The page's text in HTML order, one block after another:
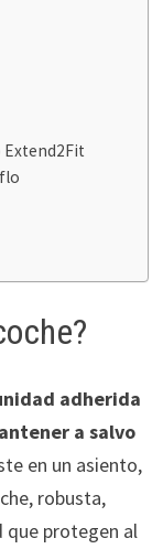
adherida
a salvo
en un asiento,
robusta,
que protegen al